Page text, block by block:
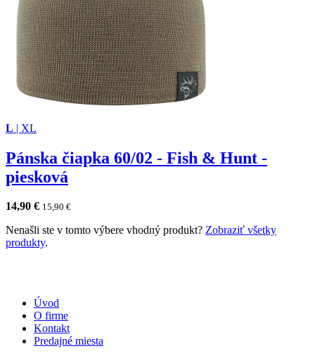
L | XL
Pánska čiapka 60/02 - Fish & Hunt -
piesková
14,90 € 15,90 €
Nenašli ste v tomto výbere vhodný produkt? Zobraziť všetky
produkty.
Úvod
O firme
Kontakt
Predajné miesta